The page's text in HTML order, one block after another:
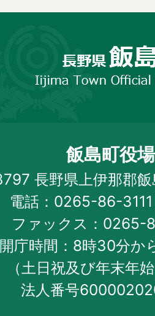
飯島町役場
長野県上伊那郡
電話：0265-86-
ファックス：0265-
開庁時間：8時30分か
（土日祝及び年末年
法人番号